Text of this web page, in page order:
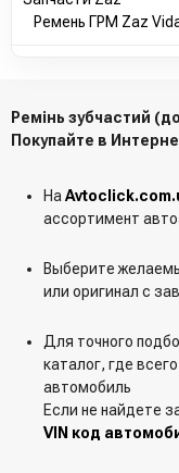
Ремень ГРМ Zaz
Ремінь зубчастий
Покупайте в
На
ассортимент
Выберите
или оригинал с
Для точного
каталог, где
автомобиль
Если не найдете
VIN код